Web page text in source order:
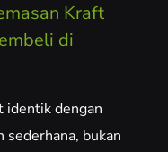
Kraft
di
identik dengan
sederhana, bukan